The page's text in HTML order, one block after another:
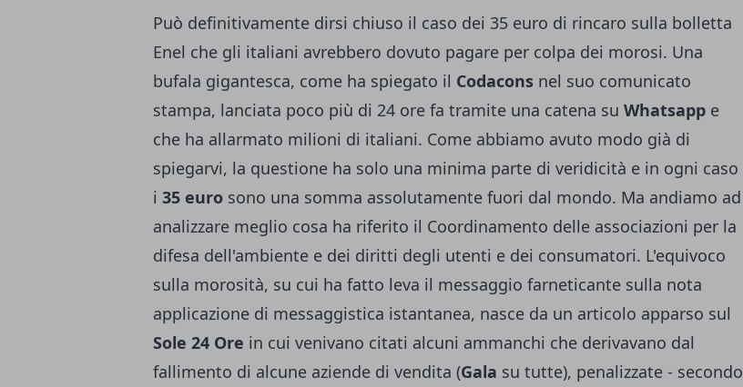
Può definitivamente dirsi chiuso il caso dei 35 euro di rincaro sulla bolletta
Enel che gli italiani avrebbero dovuto pagare per colpa dei morosi. Una
bufala gigantesca, come ha spiegato il Codacons nel suo comunicato
stampa, lanciata poco più di 24 ore fa tramite una catena su Whatsapp e
che ha allarmato milioni di italiani. Come abbiamo avuto modo già di
spiegarvi, la questione ha solo una minima parte di veridicità e in ogni caso
i 35 euro sono una somma assolutamente fuori dal mondo. Ma andiamo ad
analizzare meglio cosa ha riferito il Coordinamento delle associazioni per la
difesa dell'ambiente e dei diritti degli utenti e dei consumatori. L'equivoco
sulla morosità, su cui ha fatto leva il messaggio farneticante sulla nota
applicazione di messaggistica istantanea, nasce da un articolo apparso sul
Sole 24 Ore in cui venivano citati alcuni ammanchi che derivavano dal
fallimento di alcune aziende di vendita (Gala su tutte), penalizzate - secondo